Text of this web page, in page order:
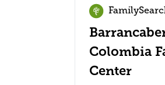
Colombia
Center